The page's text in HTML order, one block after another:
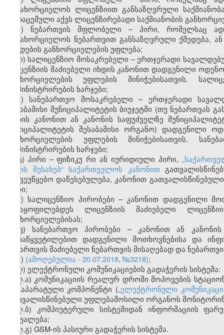
განახორციელოს ლიცენზიით განსაზღვრული
გადაცემული აქვს ლიცენზირებადი საქმიანობის
ჟ) ნებართვის მფლობელი – პირი, რომელსაც
განახორციელოს ნებართვით განსაზღვრული ქმედება,
ქმედების განხორციელების უფლება;
რ) სალიცენზიო მოსაკრებელი – ერთჯერადი
ლიცენზიის მაძიებელი იხდის კანონით დადგენილი
განხორციელების უფლების მინიჭებისათვის.
ადმინისტრირების ხარჯები;
ს) სანებართვო მოსაკრებელი – ერთჯერადი
შესაბამისი მუნიციპალიტეტის ბიუჯეტში (თუ
იხდის კანონით ან კანონის საფუძველზე
მუნიციპალიტეტის შესაბამისი ორგანო) დადგენილი
განხორციელების უფლების მინიჭებისათვის.
ადმინისტრირების ხარჯები;
ტ) პირი – ფიზიკუ რი ან იურიდიული პირი,
წესის შესახებ“ საქართველოს კანონით
საქვეუწყებო დაწესებულება, კანონით
პირი;
უ) სალიცენზიო პირობები – კანონით დადგენილი
აკმაყოფილებდეს ლიცენზიის მაძიებელი
განხორციელებისას;
ფ) სანებართვო პირობები – კანონით ან
გადაწყვეტილებით დადგენილი მოთხოვნებისა და
ნებართვის მაძიებელი ნებართვის მისაღებად და
ქ) (ამოღებულია - 20.07.2018, №3218);
ღ) ელექტრონული კომუნიკაციების გადაჭერის სისტემა:
ღ.ა) კომუნიკაციის რეალურ დროში მოპოვების
და აპარატული კომპონენტი („ელექტრონული
გათვალისწინებული უფლებამოსილი ორგანოს
ღ.ბ) კომპიუტერული სისტემიდან ინფორმაციის
საშუალება;
ღ.გ) GSM-ის პასიური გადაჭერის სისტემა.